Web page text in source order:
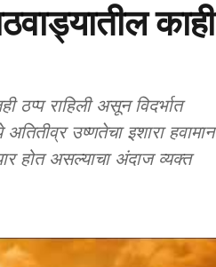
काही
राहिली असून विदर्भात
उष्णतेचा इशारा हवामान
होत असल्याचा अंदाज व्यक्त